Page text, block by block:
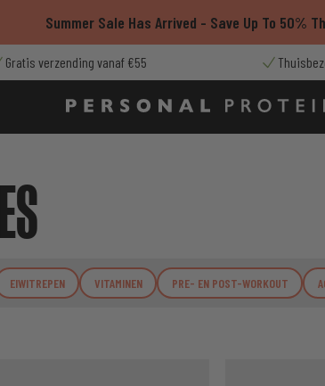
Summer Sale Has Arrived - Save Up To 50%
Gratis verzending vanaf €55
EIWITREPEN VITAMINEN PRE- EN POST-WORKOUT